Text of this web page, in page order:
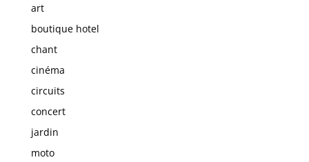
art
boutique hotel
chant
cinéma
circuits
concert
jardin
moto